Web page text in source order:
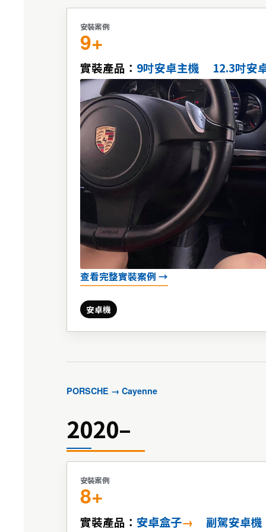
安裝案例
9+
實裝產品： 9吋安卓主機 12.3吋安
查看完整實裝案例 →
安卓機
PORSCHE → Cayenne
2020–
安裝案例
8+
實裝產品： 安卓盒子 副駕安卓機